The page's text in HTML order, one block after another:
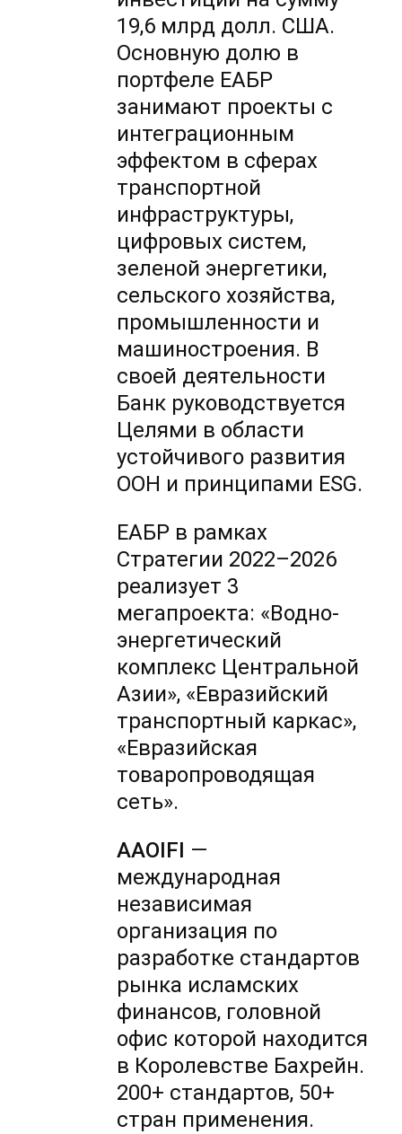
19,6 млрд долл. США.
Основную долю в
портфеле ЕАБР
занимают проекты с
интеграционным
эффектом в сферах
транспортной
инфраструктуры,
цифровых систем,
зеленой энергетики,
сельского хозяйства,
промышленности и
машиностроения. В
своей деятельности
Банк руководствуется
Целями в области
устойчивого развития
ООН и принципами ESG.
ЕАБР в рамках
Стратегии 2022–2026
реализует 3
мегапроекта: «Водно-
энергетический
комплекс Центральной
Азии», «Евразийский
транспортный каркас»,
«Евразийская
товаропроводящая
сеть».
AAOIFI —
международная
независимая
организация по
разработке стандартов
рынка исламских
финансов, головной
офис которой находится
в Королевстве Бахрейн.
200+ стандартов, 50+
стран применения.